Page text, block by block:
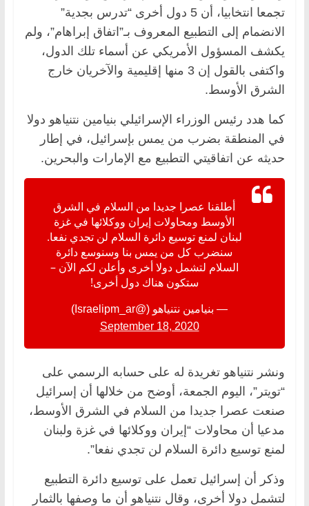
تجمعا انتخابيا، أن 5 دول أخرى “تدرس بجدية”
الانضمام إلى التطبيع المعروف بـ”اتفاق إبراهام”، ولم
يكشف المسؤول الأمريكي عن أسماء تلك الدول،
واكتفى بالقول إن 3 منها إقليمية والآخريان خارج
الشرق الأوسط.
كما هدد رئيس الوزراء الإسرائيلي بنيامين نتنياهو دولا
في المنطقة بضرب من يمس بإسرائيل، في إطار
حديثه عن اتفاقيتي التطبيع مع الإمارات والبحرين.
أطلقنا عصرا جديدا من السلام في الشرق
الأوسط ومحاولات إيران ووكلائها في غزة
لبنان لمنع توسيع دائرة السلام لن تجدي نفعا.
سنضرب كل من يمس بنا وسنوسع دائرة
السلام لتشمل دولا أخرى وأعلن لكم الآن –
ستكون هناك دول أخرى!
— بنيامين نتنياهو (@Israelipm_ar)
September 18, 2020
ونشر نتنياهو تغريدة له على حسابه الرسمي على
“تويتر”، اليوم الجمعة، أوضح من خلالها أن إسرائيل
صنعت عصرا جديدا من السلام في الشرق الأوسط،
مدعيا أن محاولات “إيران ووكلائها في غزة ولبنان
لمنع توسيع دائرة السلام لن تجدي نفعا”.
وذكر أن إسرائيل تعمل على توسيع دائرة التطبيع
لتشمل دولا أخرى، وقال نتنياهو أن ما وصفها بالثمار